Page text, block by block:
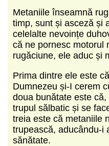
Metaniile înseamnă
timp, sunt și asceză și
celelalte nevoințe
că ne pornesc motorul
rugăciune, ele aduc și
Prima dintre ele este
Dumnezeu și-I cerem
doua bunătate este
trupul sălbatic și se
treia este că metaniile
trupească, aducându-i
sănătate.